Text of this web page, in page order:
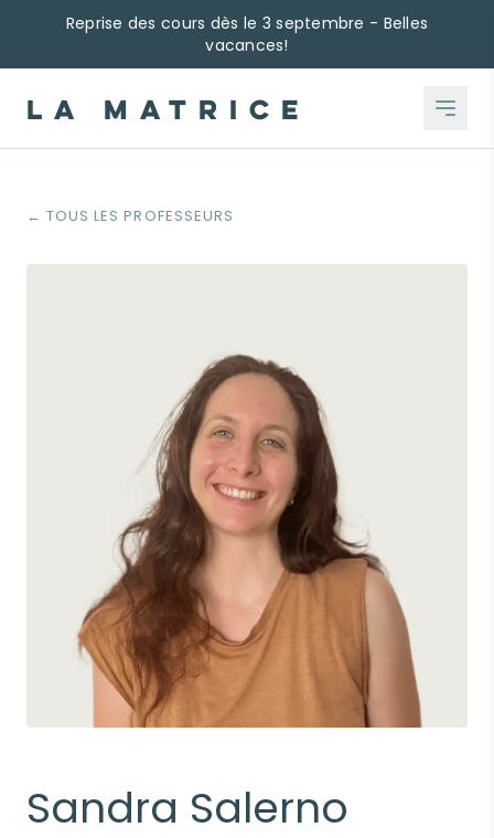
Reprise des cours dès le 3 septembre - Belles
vacances!
LA MATRICE
← TOUS LES PROFESSEURS
Sandra Salerno